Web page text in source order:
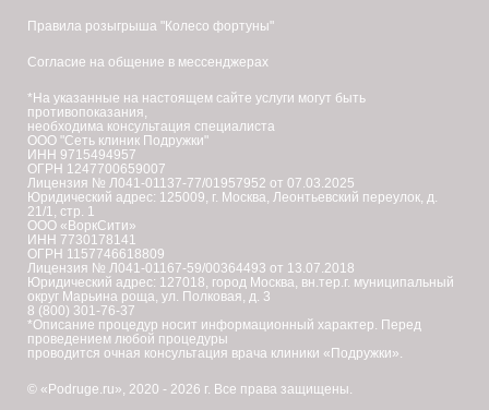
Правила розыгрыша "Колесо фортуны"
Согласие на общение в мессенджерах
*На указанные на настоящем сайте услуги могут быть
противопоказания,
необходима консультация специалиста
ООО "Сеть клиник Подружки"
ИНН 9715494957
ОГРН 1247700659007
Лицензия № Л041-01137-77/01957952 от 07.03.2025
Юридический адрес: 125009, г. Москва, Леонтьевский переулок, д.
21/1, стр. 1
ООО «ВоркСити»
ИНН 7730178141
ОГРН 1157746618809
Лицензия № Л041-01167-59/00364493 от 13.07.2018
Юридический адрес: 127018, город Москва, вн.тер.г. муниципальный
округ Марьина роща, ул. Полковая, д. 3
8 (800) 301-76-37
*Описание процедур носит информационный характер. Перед
проведением любой процедуры
проводится очная консультация врача клиники «Подружки».
© «Podruge.ru», 2020 - 2026 г. Все права защищены.